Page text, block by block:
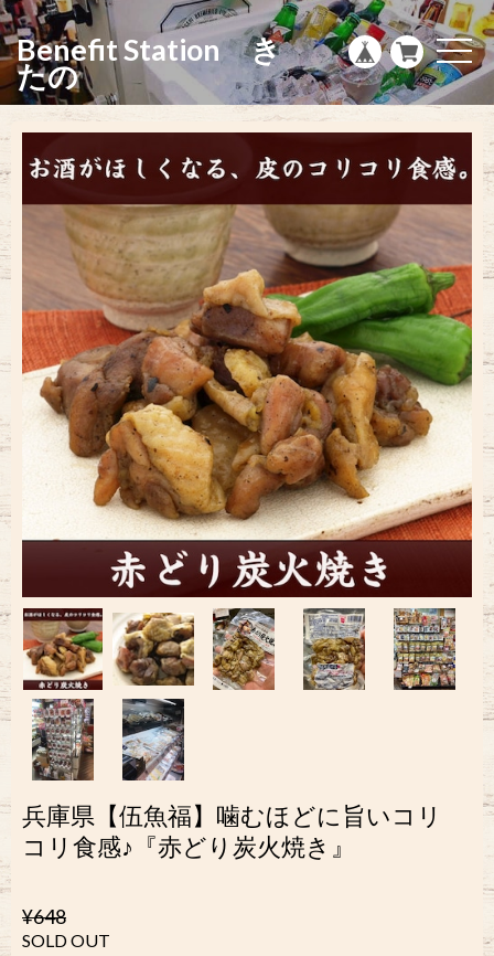
Benefit Station き
たの
t
o
g
g
e
a
v
a
t
i
o
n
兵庫県【伍魚福】噛むほどに旨いコリ
コリ食感♪『赤どり炭火焼き』
¥648
SOLD OUT
g
l
e
n
a
v
i
i
n